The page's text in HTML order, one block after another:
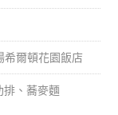
希爾頓花園飯店
排、蕎麥麵